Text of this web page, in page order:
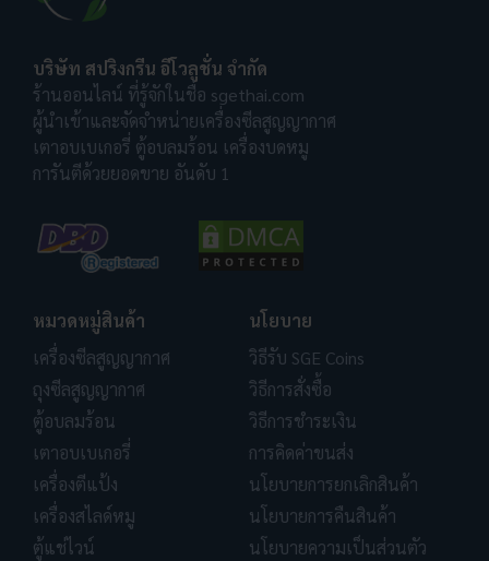
บริษัท สปริงกรีน อีโวลูชั่น จำกัด
ร้านออนไลน์ ที่รู้จักในชื่อ sgethai.com
ผู้นำเข้าและจัดจำหน่ายเครื่องซีลสูญญากาศ
เตาอบเบเกอรี่ ตู้อบลมร้อน เครื่องบดหมู
การันตีด้วยยอดขาย อันดับ 1
หมวดหมู่สินค้า
เครื่องซีลสูญญากาศ
ถุงซีลสูญญากาศ
ตู้อบลมร้อน
เตาอบเบเกอรี่
เครื่องตีแป้ง
เครื่องสไลด์หมู
ตู้แช่ไวน์
นโยบาย
วิธีรับ SGE Coins
วิธีการสั่งซื้อ
วิธีการชำระเงิน
การคิดค่าขนส่ง
นโยบายการยกเลิกสินค้า
นโยบายการคืนสินค้า
นโยบายความเป็นส่วนตัว